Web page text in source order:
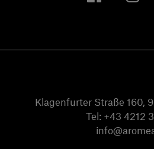
Klagenfurter Straße 160,
Tel: +43 4212